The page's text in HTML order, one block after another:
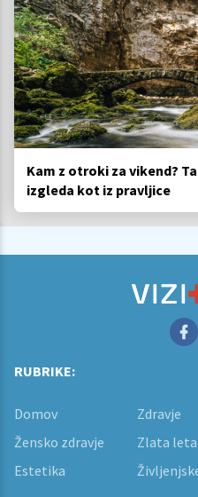
Kam z otroki za vikend?
izgleda kot iz pravljice
RUBRIKE:
Domov Zdravje
Žensko zdravje
Zlata leta
Estetika